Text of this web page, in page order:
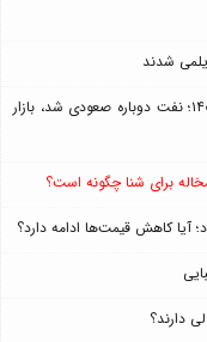
پیش بینی قیمت طلا، سکه و دلار جمعه ۱۶ مرداد ۱۴۰۵؛ نفت دوباره صعودی شد، بازار
برای شنا چگونه است؟
دارند؟